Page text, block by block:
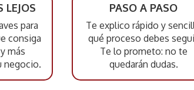
LEJOS
para
consiga
más
negocio.
PASO A PASO
Te explico rápido y
qué proceso debes
Te lo prometo: no te
quedarán dudas.